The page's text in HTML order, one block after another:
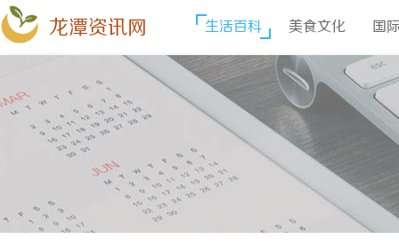
龙潭资讯网 生活百科 美食文化 国